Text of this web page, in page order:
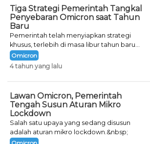
Tiga Strategi Pemerintah Tangkal
Penyebaran Omicron saat Tahun
Baru
Pemerintah telah menyiapkan strategi
khusus, terlebih di masa libur tahun baru
seperti saat ini.
Omicron
4 tahun yang lalu
Lawan Omicron, Pemerintah
Tengah Susun Aturan Mikro
Lockdown
Salah satu upaya yang sedang disusun
adalah aturan mikro lockdown.&nbsp;